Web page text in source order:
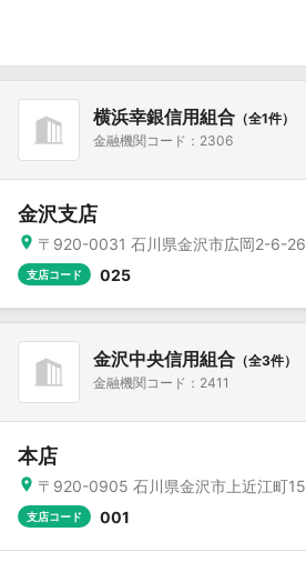
横浜幸銀信用組合 （全1件）
金融機関コード：2306
金沢支店
〒920-0031 石川県金沢市広岡2-6-26
支店コード 025
金沢中央信用組合 （全3件）
金融機関コード：2411
本店
〒920-0905 石川県金沢市上近江町15
支店コード 001